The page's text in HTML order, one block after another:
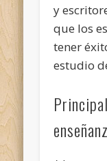
y
que los
tener
estudio